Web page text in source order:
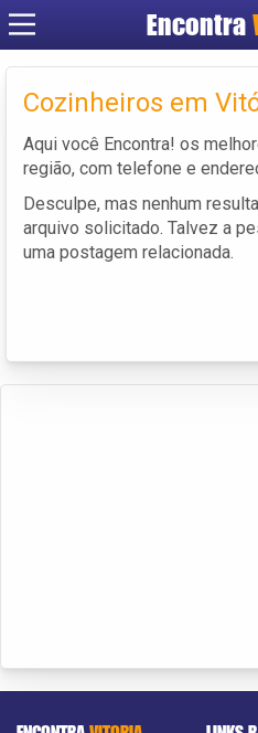
Encontra
Cozinheiros em
Aqui você Encontra! os
região, com telefone e
Desculpe, mas nenhum
arquivo solicitado. Talvez a
uma postagem relacionada.